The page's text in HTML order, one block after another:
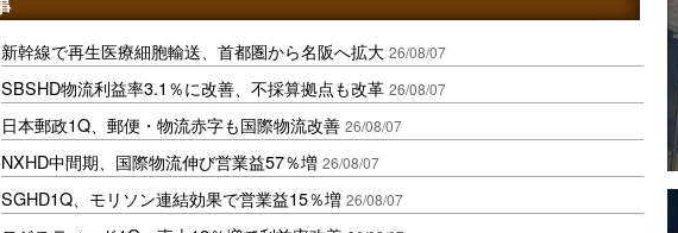
新幹線で再生医療細胞輸送、首都圏から名阪へ拡大 26/08/07
SBSHD物流利益率3.1％に改善、不採算拠点も改革 26/08/07
日本郵政1Q、郵便・物流赤字も国際物流改善 26/08/07
NXHD中間期、国際物流伸び営業益57％増 26/08/07
SGHD1Q、モリソン連結効果で営業益15％増 26/08/07